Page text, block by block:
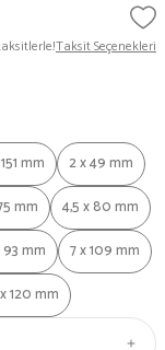
Taksit Seçenekleri
mm
2 x 49 mm
mm
4,5 x 80 mm
mm
7 x 109 mm
120 mm